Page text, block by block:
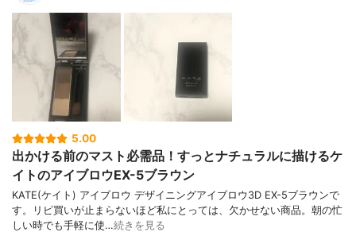
5.00
出かける前のマスト必需品！すっとナチュラルに描けるケ
イトのアイブロウEX-5ブラウン
KATE(ケイト) アイブロウ デザイニングアイブロウ3D EX-5ブラウンで
す。リピ買いが止まらないほど私にとっては、欠かせない商品。朝の忙
しい時でも手軽に使…続きを見る